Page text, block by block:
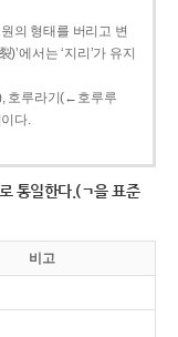
의 형태를 버리고 변
에서는 ‘지리’가 유지
호루라기(←호루루
다.
로 통일한다.(ㄱ을 표준
비고